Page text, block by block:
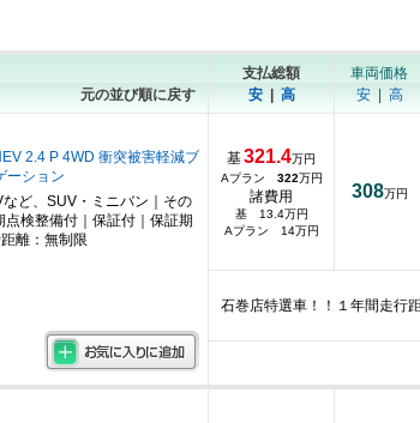
元の並び順に戻す
支払総額
安| 高
車両価格
安| 高
2.4 P 4WD 衝突被害軽減ブ
ション
ど、SUV・ミニバン｜その
点検整備付｜保証付｜保証期
離：無制限
基321.4万円
Aプラン 322万円
諸費用
基 13.4万円
Aプラン 14万円
308万円
石巻店特選車！！１年間走行